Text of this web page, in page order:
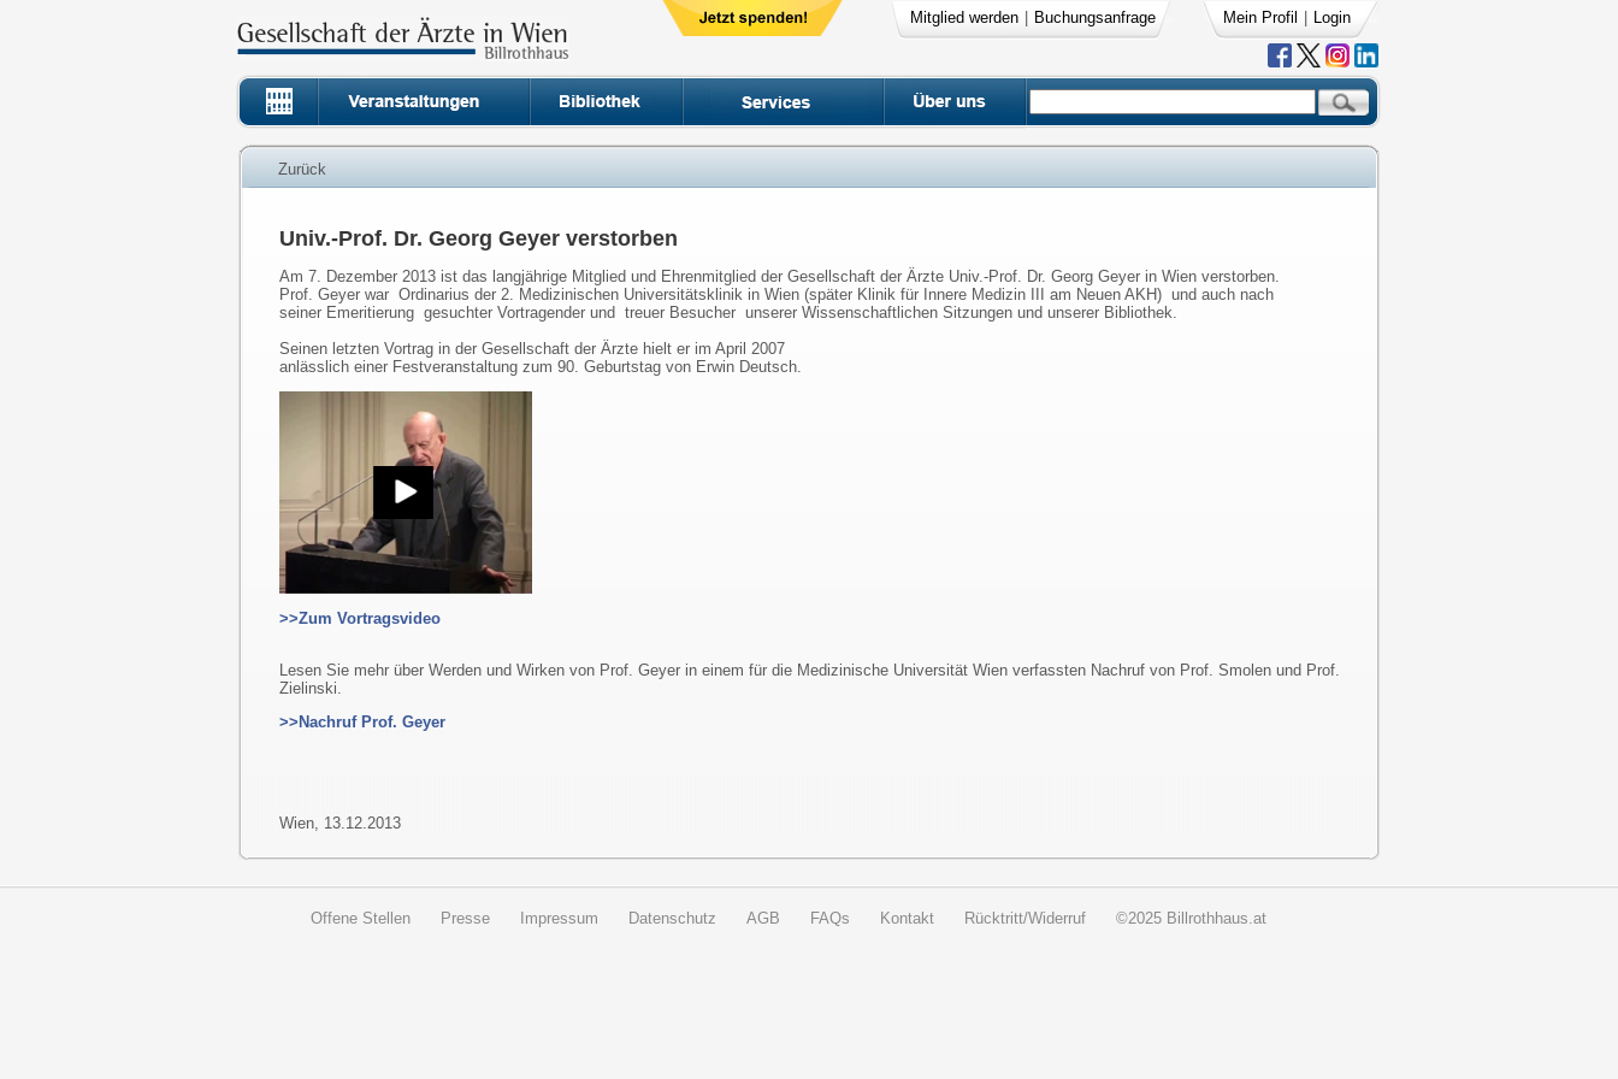
Mitglied werden Buchungsanfrage Mein Profil Login
Zurück
Univ.-Prof. Dr. Georg Geyer verstorben
Am 7. Dezember 2013 ist das langjährige Mitglied und Ehrenmitglied der Gesellschaft der Ärzte Univ.-Prof. Dr. Georg Geyer in Wien verstorben.
Prof. Geyer war Ordinarius der 2. Medizinischen Universitätsklinik in Wien (später Klinik für Innere Medizin III am Neuen AKH) und auch nach
seiner Emeritierung gesuchter Vortragender und treuer Besucher unserer Wissenschaftlichen Sitzungen und unserer Bibliothek.
Seinen letzten Vortrag in der Gesellschaft der Ärzte hielt er im April 2007
anlässlich einer Festveranstaltung zum 90. Geburtstag von Erwin Deutsch.
>>Zum Vortragsvideo
Lesen Sie mehr über Werden und Wirken von Prof. Geyer in einem für die Medizinische Universität Wien verfassten Nachruf von Prof. Smolen und Prof.
Zielinski.
>>Nachruf Prof. Geyer
Wien, 13.12.2013
Offene Stellen Presse Impressum Datenschutz AGB FAQs Kontakt Rücktritt/Widerruf ©2025 Billrothhaus.at